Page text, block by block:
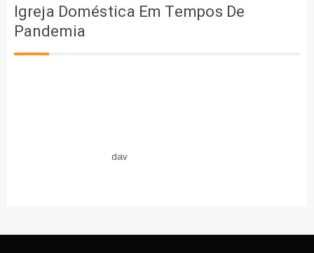
Igreja Doméstica Em Tempos De
Pandemia
dav